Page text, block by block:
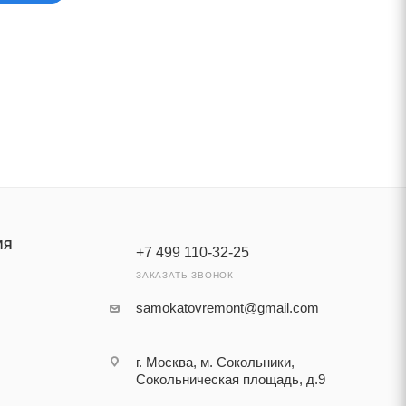
+7 499 110-32-25
ЗАКАЗАТЬ ЗВОНОК
samokatovremont@gmail.com
г. Москва, м. Сокольники,
Сокольническая площадь, д.9